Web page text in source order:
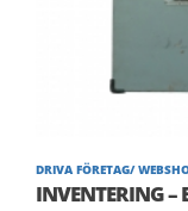
DRIVA FÖRETAG/
INVENTERING –